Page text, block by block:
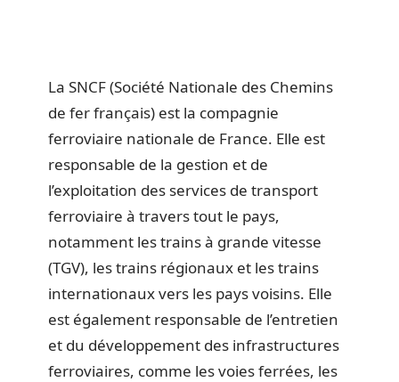
La SNCF (Société Nationale des Chemins
de fer français) est la compagnie
ferroviaire nationale de France. Elle est
responsable de la gestion et de
l’exploitation des services de transport
ferroviaire à travers tout le pays,
notamment les trains à grande vitesse
(TGV), les trains régionaux et les trains
internationaux vers les pays voisins. Elle
est également responsable de l’entretien
et du développement des infrastructures
ferroviaires, comme les voies ferrées, les